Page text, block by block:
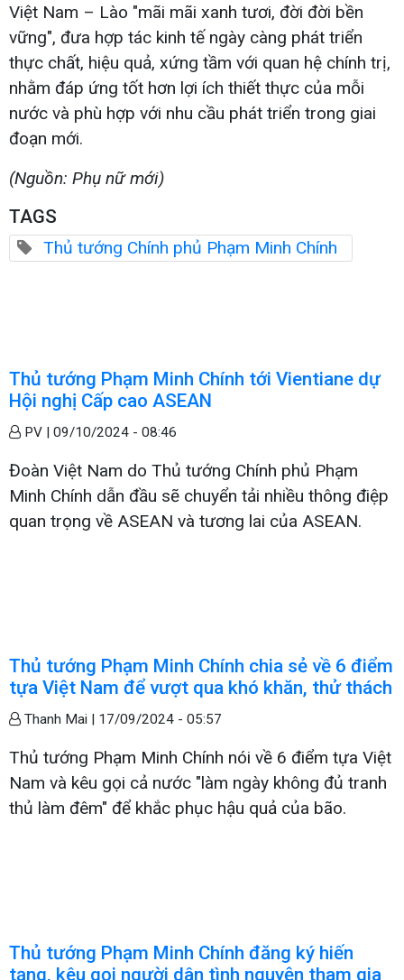
Việt Nam – Lào "mãi mãi xanh tươi, đời đời bền
vững", đưa hợp tác kinh tế ngày càng phát triển
thực chất, hiệu quả, xứng tầm với quan hệ chính trị,
nhằm đáp ứng tốt hơn lợi ích thiết thực của mỗi
nước và phù hợp với nhu cầu phát triển trong giai
đoạn mới.
(Nguồn: Phụ nữ mới)
TAGS
Thủ tướng Chính phủ Phạm Minh Chính
Thủ tướng Phạm Minh Chính tới Vientiane dự
Hội nghị Cấp cao ASEAN
PV | 09/10/2024 - 08:46
Đoàn Việt Nam do Thủ tướng Chính phủ Phạm
Minh Chính dẫn đầu sẽ chuyển tải nhiều thông điệp
quan trọng về ASEAN và tương lai của ASEAN.
Thủ tướng Phạm Minh Chính chia sẻ về 6 điểm
tựa Việt Nam để vượt qua khó khăn, thử thách
Thanh Mai | 17/09/2024 - 05:57
Thủ tướng Phạm Minh Chính nói về 6 điểm tựa Việt
Nam và kêu gọi cả nước "làm ngày không đủ tranh
thủ làm đêm" để khắc phục hậu quả của bão.
Thủ tướng Phạm Minh Chính đăng ký hiến
tạng, kêu gọi người dân tình nguyện tham gia